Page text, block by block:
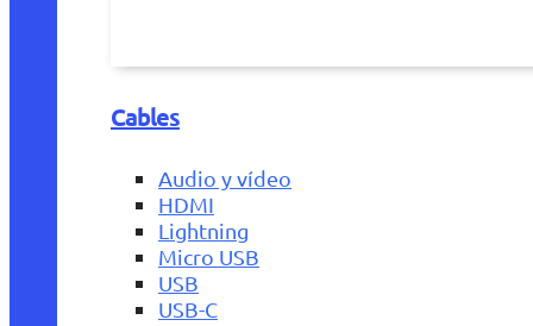
Cables
Audio y vídeo
HDMI
Lightning
Micro USB
USB
USB-C